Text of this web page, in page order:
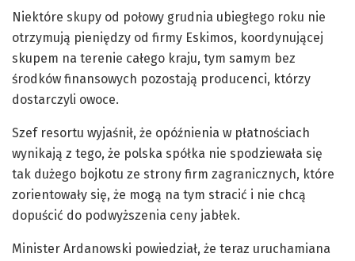
Niektóre skupy od połowy grudnia ubiegłego roku nie
otrzymują pieniędzy od firmy Eskimos, koordynującej
skupem na terenie całego kraju, tym samym bez
środków finansowych pozostają producenci, którzy
dostarczyli owoce.
Szef resortu wyjaśnił, że opóźnienia w płatnościach
wynikają z tego, że polska spółka nie spodziewała się
tak dużego bojkotu ze strony firm zagranicznych, które
zorientowały się, że mogą na tym stracić i nie chcą
dopuścić do podwyższenia ceny jabłek.
Minister Ardanowski powiedział, że teraz uruchamiana